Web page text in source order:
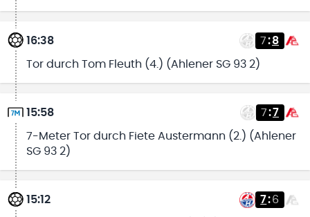
16:38 7:8
Tor durch Tom Fleuth (4.) (Ahlener SG 93 2)
15:58 7:7
7-Meter Tor durch Fiete Austermann (2.) (Ahlener
SG 93 2)
15:12 7:6